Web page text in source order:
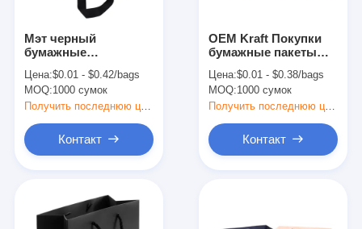
Мэт черный
бумажные
для одежды
упаковочные пакеты
с ручками и нитью
Цена:$0.01 - $0.42/bags
MOQ:1000 сумок
Получить последнюю цену
Контакт
OEM Kraft Покупки
бумажные пакеты
Подарочные
сумочки
Цена:$0.01 - $0.38/bags
MOQ:1000 сумок
Контакт